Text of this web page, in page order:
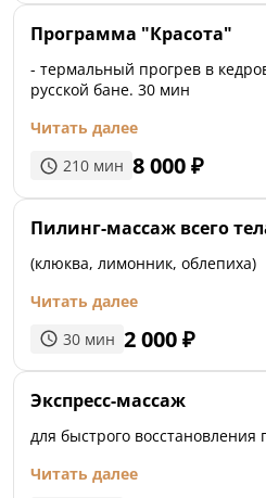
Программа "Красота"
- термальный прогрев в
русской бане. 30 мин
Читать далее
210 мин 8 000₽
Пилинг-массаж всего
(клюква, лимонник, облепиха)
Читать далее
30 мин 2 000₽
Экспресс-массаж
для быстрого восстановления
Читать далее